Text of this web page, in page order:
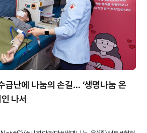
급난에 나눔의 손길… ‘생명나눔 온
나서